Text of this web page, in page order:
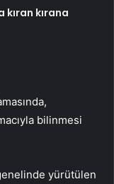
kırana
bilinmesi
yürütülen